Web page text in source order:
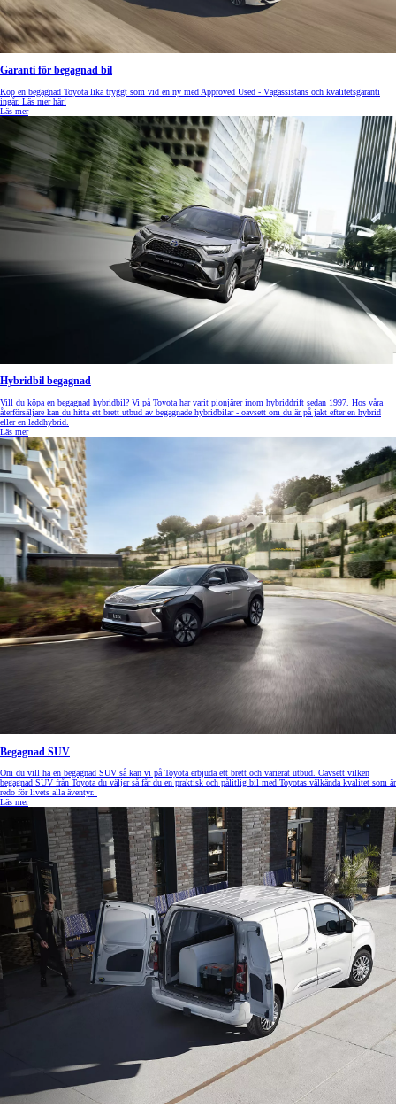
Garanti för begagnad bil
Köp en begagnad Toyota lika tryggt som vid en ny med Approved Used - Vägassistans och kvalitetsgaranti
ingår. Läs mer här!
Läs mer
Hybridbil begagnad
Vill du köpa en begagnad hybridbil? Vi på Toyota har varit pionjärer inom hybriddrift sedan 1997. Hos våra
återförsäljare kan du hitta ett brett utbud av begagnade hybridbilar - oavsett om du är på jakt efter en hybrid
eller en laddhybrid.
Läs mer
Begagnad SUV
Om du vill ha en begagnad SUV så kan vi på Toyota erbjuda ett brett och varierat utbud. Oavsett vilken
begagnad SUV från Toyota du väljer så får du en praktisk och pålitlig bil med Toyotas välkända kvalitet som är
redo för livets alla äventyr.
Läs mer